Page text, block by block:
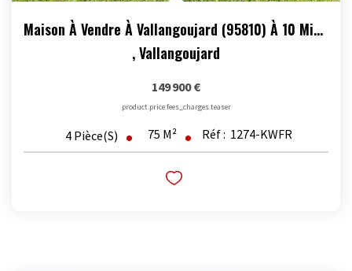
Maison À Vendre À Vallangoujard (95810) À 10 Minutes...
,Vallangoujard
149 900 €
product.price.fees_charges.teaser
4 Pièce(s) 75 M² Réf : 1274-KWFR